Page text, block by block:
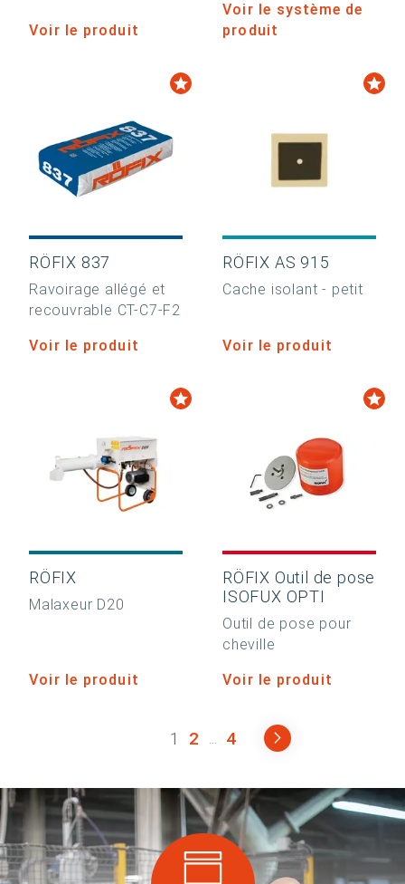
Voir le produit
Voir le système de
produit
RÖFIX 837
Ravoirage allégé et
recouvrable CT-C7-F2
Voir le produit
RÖFIX AS 915
Cache isolant - petit
Voir le produit
RÖFIX
Malaxeur D20
Voir le produit
RÖFIX Outil de pose
ISOFUX OPTI
Outil de pose pour
cheville
Voir le produit
1 2 ... 4